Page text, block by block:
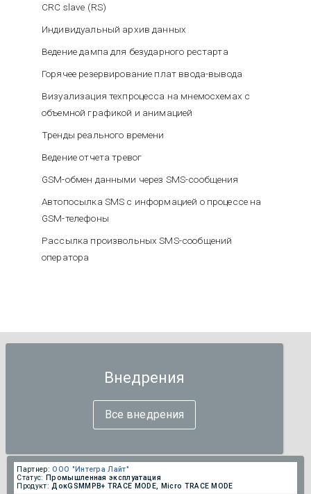
CRC slave (RS)
Индивидуальный архив данных
Ведение дампа для безударного рестарта
Горячее резервирование плат ввода-вывода
Визуализация техпроцесса на мнемосхемах с
объемной графикой и анимацией
Тренды реального времени
Ведение отчета тревог
GSM-обмен данными через SMS-сообщения
Автопосылка SMS с информацией о процессе на
GSM-телефоны
Рассылка произвольных SMS-сообщений
оператора
Внедрения
Все внедрения
Партнер: ООО "Интегра Лайт"
Статус: Промышленная эксплуатация
Продукт:ДокGSMМРВ+ TRACE MODE, Micro TRACE MODE